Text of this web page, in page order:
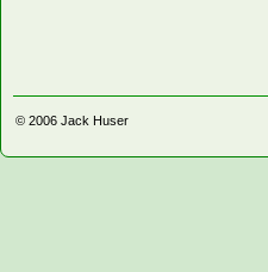
© 2006 Jack Huser